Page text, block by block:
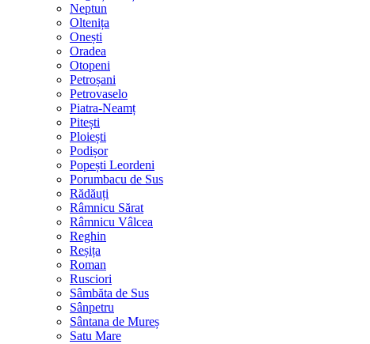
Neptun
Oltenița
Onești
Oradea
Otopeni
Petroșani
Petrovaselo
Piatra-Neamț
Pitești
Ploiești
Podișor
Popești Leordeni
Porumbacu de Sus
Rădăuți
Râmnicu Sărat
Râmnicu Vâlcea
Reghin
Reșița
Roman
Rusciori
Sâmbăta de Sus
Sânpetru
Sântana de Mureș
Satu Mare